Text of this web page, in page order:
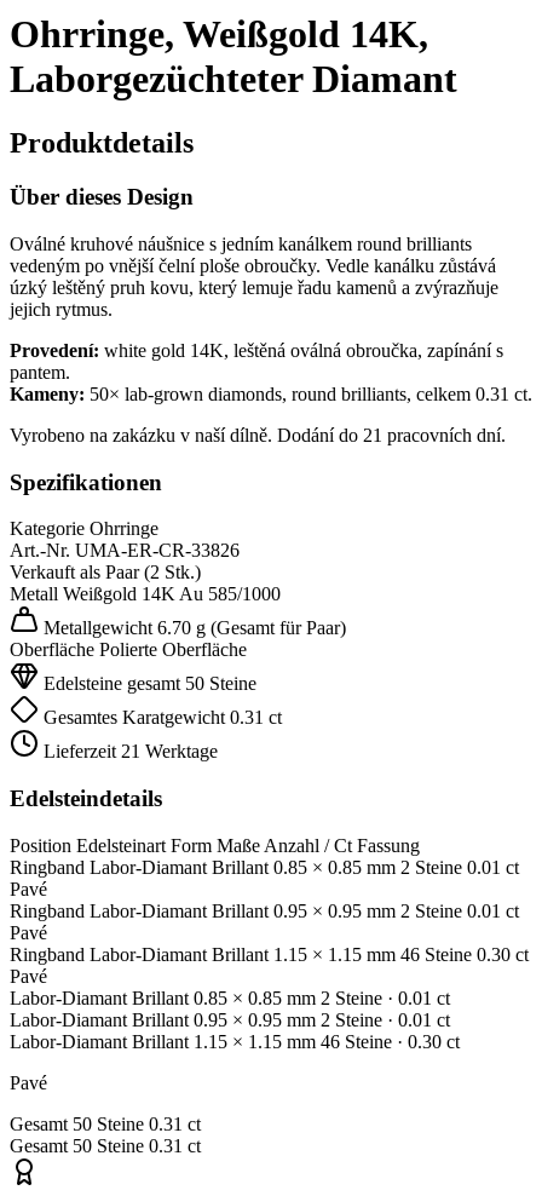
Ohrringe, Weißgold 14K,
Laborgezüchteter Diamant
Produktdetails
Über dieses Design
Oválné kruhové náušnice s jedním kanálkem round brilliants
vedeným po vnější čelní ploše obroučky. Vedle kanálku zůstává
úzký leštěný pruh kovu, který lemuje řadu kamenů a zvýrazňuje
jejich rytmus.
Provedení: white gold 14K, leštěná oválná obroučka, zapínání s
pantem.
Kameny: 50× lab-grown diamonds, round brilliants, celkem 0.31 ct.
Vyrobeno na zakázku v naší dílně. Dodání do 21 pracovních dní.
Spezifikationen
Kategorie Ohrringe
Art.-Nr. UMA-ER-CR-33826
Verkauft als Paar (2 Stk.)
Metall Weißgold 14KAu 585/1000
Metallgewicht 6.70 g (Gesamt für Paar)
Oberfläche Polierte Oberfläche
Edelsteine gesamt 50 Steine
Gesamtes Karatgewicht 0.31 ct
Lieferzeit 21 Werktage
Edelsteindetails
Position Edelsteinart Form Maße Anzahl / Ct Fassung
Ringband Labor-Diamant Brillant 0.85 × 0.85 mm 2 Steine 0.01 ct
Pavé
Ringband Labor-Diamant Brillant 0.95 × 0.95 mm 2 Steine 0.01 ct
Pavé
Ringband Labor-Diamant Brillant 1.15 × 1.15 mm 46 Steine 0.30 ct
Pavé
Labor-Diamant Brillant 0.85 × 0.85 mm 2 Steine · 0.01 ct
Labor-Diamant Brillant 0.95 × 0.95 mm 2 Steine · 0.01 ct
Labor-Diamant Brillant 1.15 × 1.15 mm 46 Steine · 0.30 ct
Pavé
Gesamt 50 Steine 0.31 ct
Gesamt 50 Steine 0.31 ct